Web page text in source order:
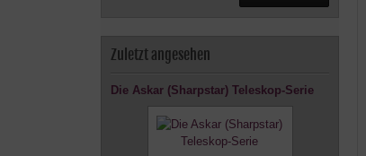
Zuletzt angesehen
Die Askar (Sharpstar) Teleskop-Serie